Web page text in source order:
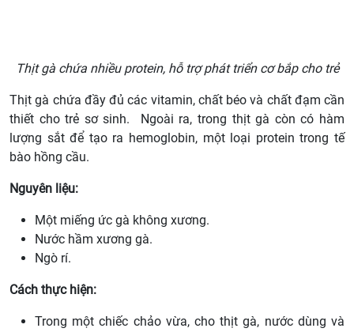
Thịt gà chứa nhiều protein, hỗ trợ phát triển cơ bắp cho trẻ
Thịt gà chứa đầy đủ các vitamin, chất béo và chất đạm cần
thiết cho trẻ sơ sinh. Ngoài ra, trong thịt gà còn có hàm
lượng sắt để tạo ra hemoglobin, một loại protein trong tế
bào hồng cầu.
Nguyên liệu:
Một miếng ức gà không xương.
Nước hầm xương gà.
Ngò rí.
Cách thực hiện:
Trong một chiếc chảo vừa, cho thịt gà, nước dùng và